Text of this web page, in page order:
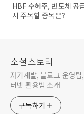
HBF 수혜주, 반도체 공
서 주목할 종목은?
소셜스토리
자기계발, 블로그 운영
터넷 활용법 소개
구독하기